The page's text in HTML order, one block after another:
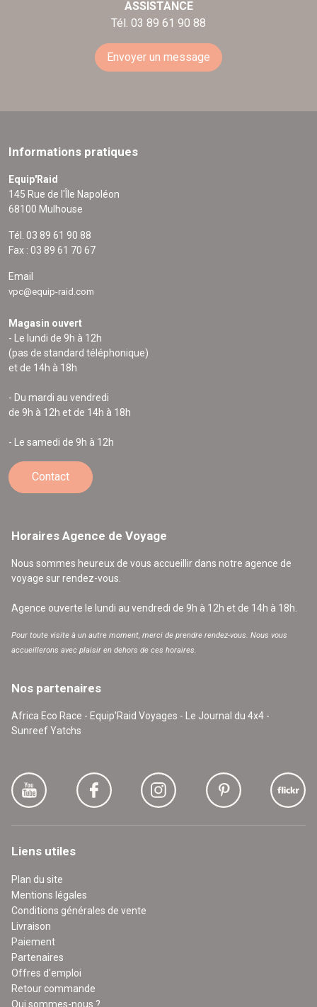
ASSISTANCE
Tél. 03 89 61 90 88
Envoyer un message
Informations pratiques
Equip'Raid
145 Rue de l'Île Napoléon
68100 Mulhouse
Tél. 03 89 61 90 88
Fax : 03 89 61 70 67
Email
vpc@equip-raid.com
Magasin ouvert
- Le lundi de 9h à 12h
(pas de standard téléphonique)
et de 14h à 18h
- Du mardi au vendredi
de 9h à 12h et de 14h à 18h
- Le samedi de 9h à 12h
Contact
Horaires Agence de Voyage
Nous sommes heureux de vous accueillir dans notre agence de
voyage sur rendez-vous.
Agence ouverte le lundi au vendredi de 9h à 12h et de 14h à 18h.
Pour toute visite à un autre moment, merci de prendre rendez-vous. Nous vous
accueillerons avec plaisir en dehors de ces horaires.
Nos partenaires
Africa Eco Race - Equip'Raid Voyages - Le Journal du 4x4 -
Sunreef Yatchs
Liens utiles
Plan du site
Mentions légales
Conditions générales de vente
Livraison
Paiement
Partenaires
Offres d'emploi
Retour commande
Qui sommes-nous ?